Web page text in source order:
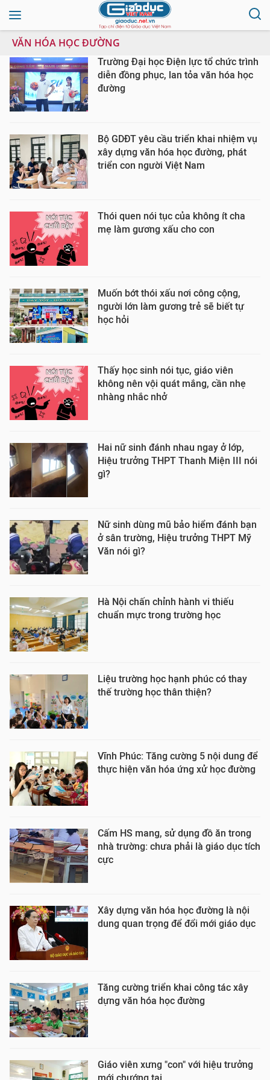
VĂN HÓA HỌC ĐƯỜNG
Trường Đại học Điện lực tổ chức trình
diễn đồng phục, lan tỏa văn hóa học
đường
Bộ GDĐT yêu cầu triển khai nhiệm vụ
xây dựng văn hóa học đường, phát
triển con người Việt Nam
Thói quen nói tục của không ít cha
mẹ làm gương xấu cho con
Muốn bớt thói xấu nơi công cộng,
người lớn làm gương trẻ sẽ biết tự
học hỏi
Thấy học sinh nói tục, giáo viên
không nên vội quát mắng, cần nhẹ
nhàng nhắc nhở
Hai nữ sinh đánh nhau ngay ở lớp,
Hiệu trưởng THPT Thanh Miện III nói
gì?
Nữ sinh dùng mũ bảo hiểm đánh bạn
ở sân trường, Hiệu trưởng THPT Mỹ
Văn nói gì?
Hà Nội chấn chỉnh hành vi thiếu
chuẩn mực trong trường học
Liệu trường học hạnh phúc có thay
thế trường học thân thiện?
Vĩnh Phúc: Tăng cường 5 nội dung để
thực hiện văn hóa ứng xử học đường
Cấm HS mang, sử dụng đồ ăn trong
nhà trường: chưa phải là giáo dục tích
cực
Xây dựng văn hóa học đường là nội
dung quan trọng để đổi mới giáo dục
Tăng cường triển khai công tác xây
dựng văn hóa học đường
Giáo viên xưng "con" với hiệu trưởng